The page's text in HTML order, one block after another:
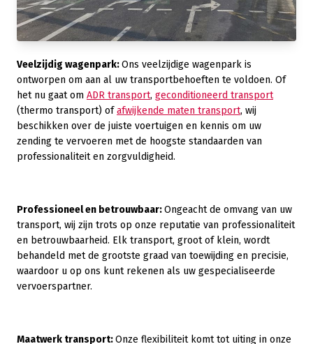
Veelzijdig wagenpark:Ons veelzijdige wagenpark is
ontworpen om aan al uw transportbehoeften te voldoen. Of
het nu gaat om ADR transport, geconditioneerd transport
(thermo transport) ofafwijkende maten transport, wij
beschikken over de juiste voertuigen en kennis om uw
zending te vervoeren met de hoogste standaarden van
professionaliteit en zorgvuldigheid.
Professioneel en betrouwbaar:Ongeacht de omvang van uw
transport, wij zijn trots op onze reputatie van professionaliteit
en betrouwbaarheid. Elk transport, groot of klein, wordt
behandeld met de grootste graad van toewijding en precisie,
waardoor u op ons kunt rekenen als uw gespecialiseerde
vervoerspartner.
Maatwerk transport:Onze flexibiliteit komt tot uiting in onze